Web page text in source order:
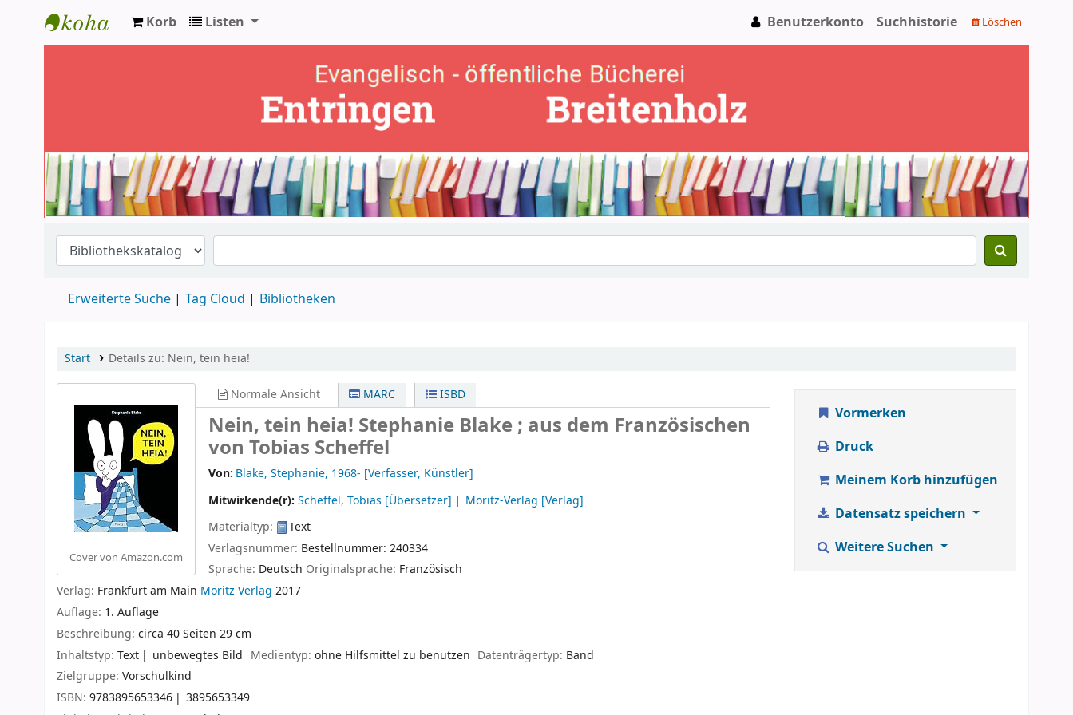
Ev. Bücherei Entringen
Korb Listen Benutzerkonto Suchhistorie Löschen
Erweiterte Suche Tag Cloud Bibliotheken
Start Details zu: Nein, tein heia!
Cover von Amazon.com
Normale Ansicht MARC ISBD
Nein, tein heia! Stephanie Blake ; aus dem Französischen
von Tobias Scheffel
Von: Blake, Stephanie, 1968- [Verfasser, Künstler]
Mitwirkende(r): Scheffel, Tobias [Übersetzer] Moritz-Verlag [Verlag]
Materialtyp:
Text
Verlagsnummer: Bestellnummer: 240334
Sprache: Deutsch Originalsprache: Französisch
Verlag: Frankfurt am Main Moritz Verlag 2017
Auflage: 1. Auflage
Beschreibung: circa 40 Seiten 29 cm
Inhaltstyp: Text unbewegtes Bild Medientyp: ohne Hilfsmittel zu benutzen Datenträgertyp: Band
Zielgruppe: Vorschulkind
ISBN: 9783895653346
3895653349
Vormerken
Druck
Meinem Korb hinzufügen
Datensatz speichern
Weitere Suchen